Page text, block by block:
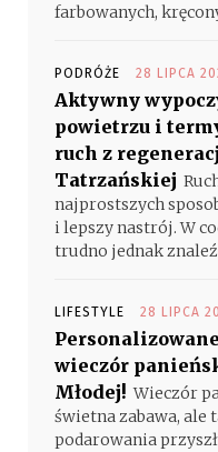
farbowanych,
PODRÓŻE 28 LIPCA
Aktywny
powietrzu i
ruch z
Tatrzańskiej
najprostszych
i lepszy nastrój. W
trudno jednak
LIFESTYLE 28 LIPCA
wieczór
Młodej! Wieczór
świetna zabawa, ale
podarowania